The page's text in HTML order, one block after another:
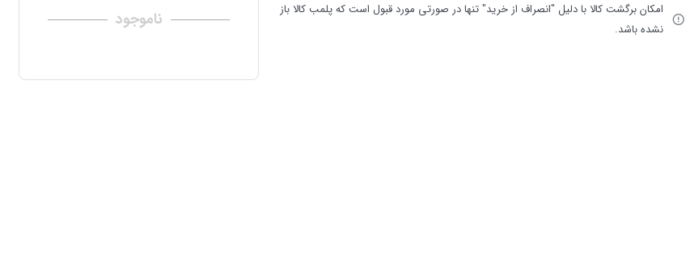
امکان برگشت کالا با دلیل "انصراف از خرید" تنها در صورتی مورد قبول است که پلمب کالا باز
نشده باشد.
ناموجود